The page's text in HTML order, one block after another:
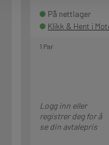
På nettlager
Klikk & Hent i
1 Par
Logg inn eller
registrer deg for å
se din avtalepris